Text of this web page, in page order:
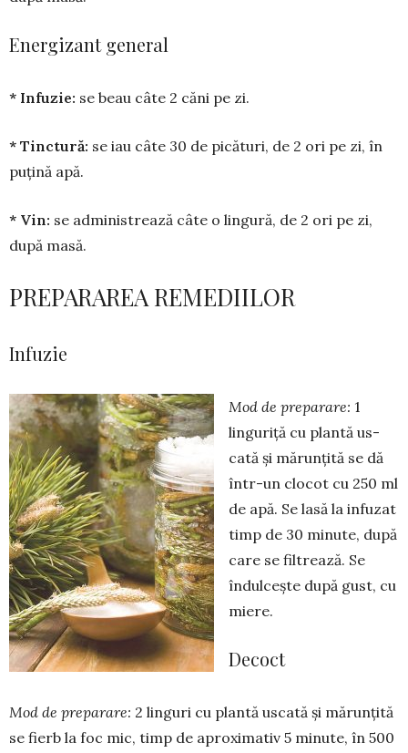
Energizant general
* Infuzie: se beau câte 2 căni pe zi.
* Tinctură: se iau câte 30 de pică­turi, de 2 ori pe zi, în
puțină apă.
* Vin: se adminis­trea­ză câte o lingură, de 2 ori pe zi,
după masă.
PREPARAREA REMEDIILOR
Infuzie
Mod de preparare: 1
linguriță cu plantă us­
cată și mărunțită se dă
într-un clocot cu 250 ml
de apă. Se lasă la infuzat
timp de 30 minute, după
care se filtrează. Se
îndulcește după gust, cu
miere.
Decoct
Mod de preparare: 2 linguri cu plantă uscată și mărunțită
se fierb la foc mic, timp de aproximativ 5 minute, în 500